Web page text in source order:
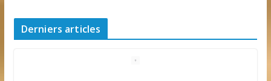
Derniers articles